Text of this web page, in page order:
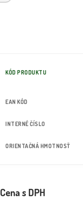
KÓD PRODUKTU
EAN KÓD
INTERNÉ ČÍSLO
ORIENTAČNÁ HMOTNOSŤ
Cena s DPH